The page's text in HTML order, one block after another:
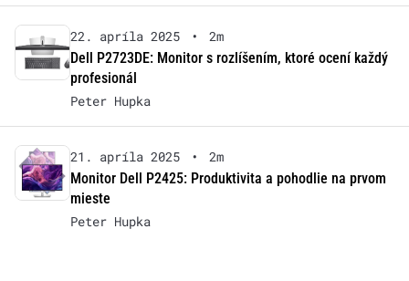
22. apríla 2025 •
2m
Dell P2723DE: Monitor s rozlíšením, ktoré ocení každý
profesionál
Peter Hupka
21. apríla 2025 •
2m
Monitor Dell P2425: Produktivita a pohodlie na prvom
mieste
Peter Hupka